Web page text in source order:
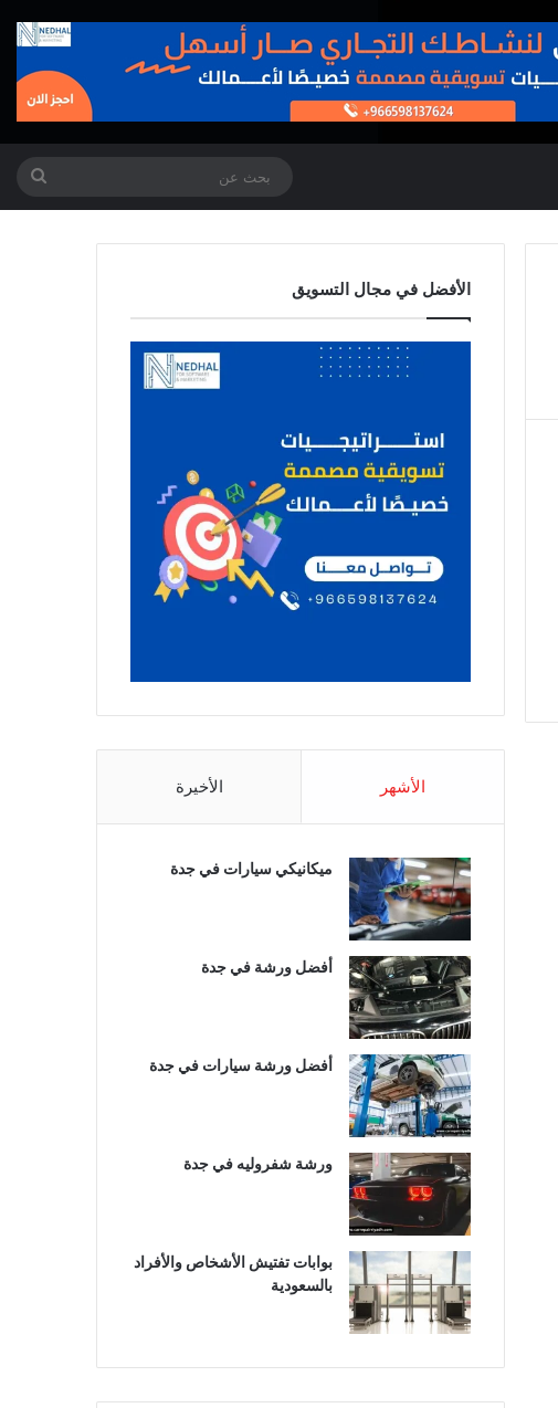
عن
الأفضل في مجال التسويق
الأشهر الأخيرة
ميكانيكي سيارات في جدة
أفضل ورشة في جدة
أفضل ورشة سيارات في جدة
ورشة شفروليه في جدة
بوابات تفتيش الأشخاص والأفراد
بالسعودية